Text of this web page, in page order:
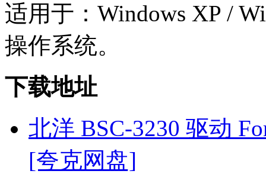
适用于：Windows XP /
操作系统。
下载地址
北洋 BSC-3230 驱动
[夸克网盘]